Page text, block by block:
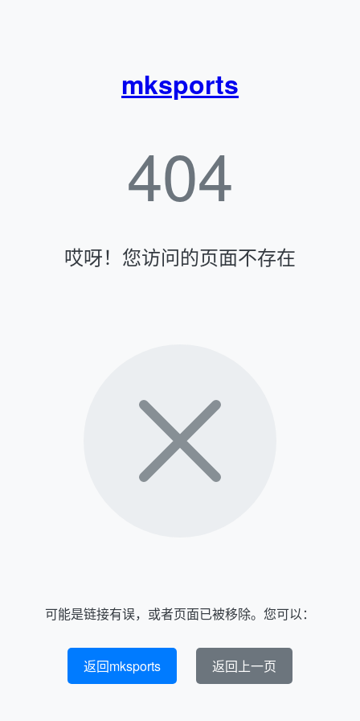
mksports
404
哎呀！您访问的页面不存在
可能是链接有误，或者页面已被移除。您可以：
返回mksports 返回上一页